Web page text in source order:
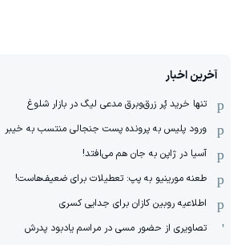
آخرین اخبار
تنها خرید پُر زرق‌وبرق مدعی لیگ در بازار شلوغ
ورود پلیس به پرونده پست جنجالی منتسب به خیبر
آسیا در ژاپن به جان هم می‌افتد!
طعنه مورینیو به پپ: تعطیلات برای ضعیف‌هاست!
اطلاعیه روبین کازان برای جدایی کسری
تصاویری از حضور مسی در مراسم یادبود پدرش